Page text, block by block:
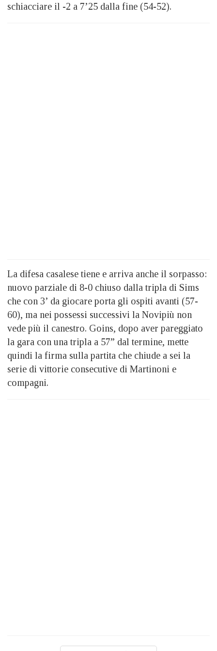
schiacciare il -2 a 7’25 dalla fine (54-52).
La difesa casalese tiene e arriva anche il sorpasso:
nuovo parziale di 8-0 chiuso dalla tripla di Sims
che con 3’ da giocare porta gli ospiti avanti (57-
60), ma nei possessi successivi la Novipiù non
vede più il canestro. Goins, dopo aver pareggiato
la gara con una tripla a 57” dal termine, mette
quindi la firma sulla partita che chiude a sei la
serie di vittorie consecutive di Martinoni e
compagni.